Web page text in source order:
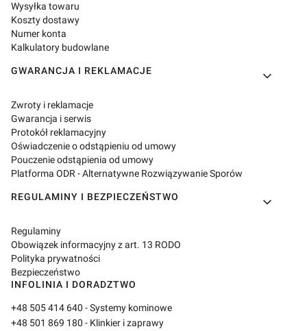
Wysyłka towaru
Koszty dostawy
Numer konta
Kalkulatory budowlane
GWARANCJA I REKLAMACJE
Zwroty i reklamacje
Gwarancja i serwis
Protokół reklamacyjny
Oświadczenie o odstąpieniu od umowy
Pouczenie odstąpienia od umowy
Platforma ODR - Alternatywne Rozwiązywanie Sporów
REGULAMINY I BEZPIECZEŃSTWO
Regulaminy
Obowiązek informacyjny z art. 13 RODO
Polityka prywatności
Bezpieczeństwo
INFOLINIA I DORADZTWO
+48 505 414 640 - Systemy kominowe
+48 501 869 180 - Klinkier i zaprawy